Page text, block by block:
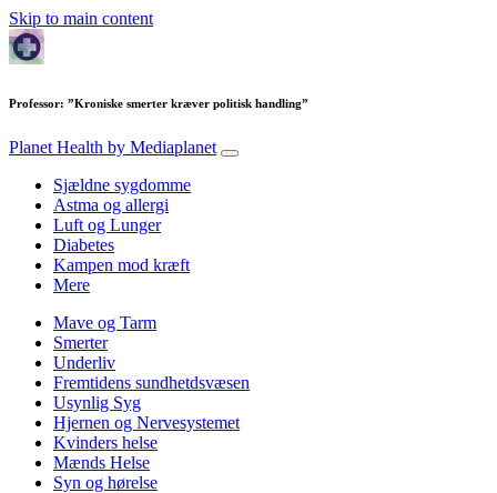
Skip to main content
Professor: ”Kroniske smerter kræver politisk handling”
Planet Health by Mediaplanet
Sjældne sygdomme
Astma og allergi
Luft og Lunger
Diabetes
Kampen mod kræft
Mere
Mave og Tarm
Smerter
Underliv
Fremtidens sundhetdsvæsen
Usynlig Syg
Hjernen og Nervesystemet
Kvinders helse
Mænds Helse
Syn og hørelse